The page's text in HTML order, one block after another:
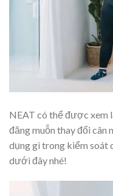
NEAT có thể được xem
đăng muỗn thay đổi cân
dụng gì trong kiểm soát
dưới đây nhé!